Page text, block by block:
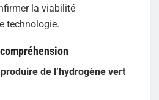
la viabilité
technologie.
de l’hydrogène vert